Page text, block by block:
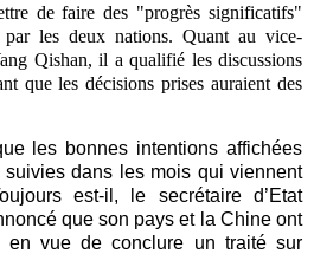
de faire des "progrès significatifs"
par les deux nations. Quant au vice-
Qishan, il a qualifié les discussions
que les décisions prises auraient des
les bonnes intentions affichées
suivies dans les mois qui viennent
est-il, le secrétaire d’Etat
que son pays et la Chine ont
en vue de conclure un traité sur